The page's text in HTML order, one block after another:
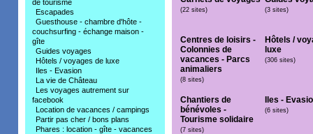
de tourisme
Escapades
Guesthouse - chambre d'hôte -
couchsurfing - échange maison -
gîte
Guides voyages
Hôtels / voyages de luxe
Iles - Evasion
La vie de Château
Les voyages autrement sur
facebook
Location de vacances / campings
Partir pas cher / bons plans
Phares : location - gîte - vacances
(22 sites) (3 sites)
Centres de loisirs -
Colonnies de
vacances - Parcs
animaliers
(8 sites)
Hôtels /
luxe
(306 sites)
Chantiers de
bénévoles -
Tourisme solidaire
(7 sites)
Iles -
(6 sites)